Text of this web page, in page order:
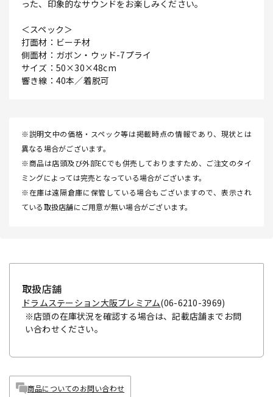
った、印象的なサウンドをお楽しみください。
＜スペック＞
打面材：ビーチ材
側面材：ガボン・ウッド-7プライ
サイズ：50×30×48cm
響き線：40本／着脱可
※説明文中の価格・スペック等は掲載時点の情報であり、現状とは
異なる場合がございます。
※商品は店頭及び外部ECでも併売しておりますため、ご注文のタイ
ミングによっては完売となっている場合がございます。
※在庫は遠隔倉庫に保管している場合もございますので、表示され
ている取扱店舗にご用意が無い場合がございます。
取扱店舗
ドラムステーション大阪プレミアム(06-6210-3969)
※店頭の在庫状況を確認する場合は、記載店舗までお問
い合わせください。
商品についてのお問い合わせ